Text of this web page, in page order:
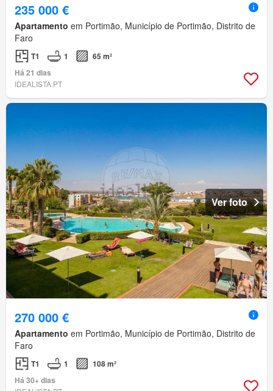
235 000 €
Apartamento em Portimão, Município de Portimão, Distrito de
Faro
T1 1
65 m²
Há 21 dias
IDEALISTA.PT
Ver foto
270 000 €
Apartamento em Portimão, Município de Portimão, Distrito de
Faro
T1 1
108 m²
Há 30+ dias